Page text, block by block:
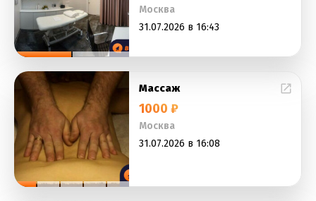
Москва
31.07.2026 в 16:43
Массаж
1000 ₽
Москва
31.07.2026 в 16:08